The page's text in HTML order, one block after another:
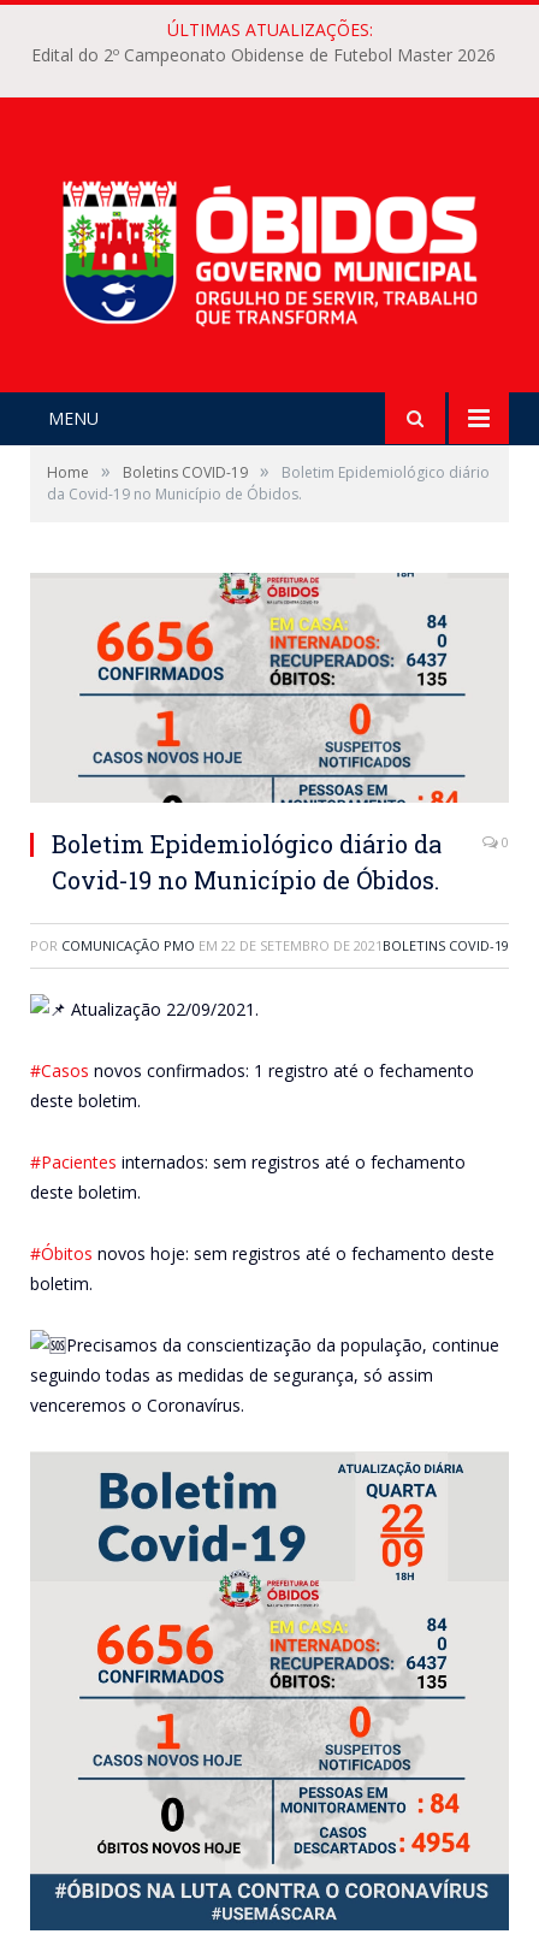
ÚLTIMAS ATUALIZAÇÕES:
Edital do 2º Campeonato Obidense de Futebol Master 2026
MENU
Home » Boletins COVID-19 »
Boletim Epidemiológico diário
da Covid-19 no Município de Óbidos.
Boletim Epidemiológico diário da
Covid-19 no Município de Óbidos.
0
POR COMUNICAÇÃO PMO EM 22 DE SETEMBRO DE 2021 BOLETINS COVID-19
Atualização 22/09/2021.
#Casos novos confirmados: 1 registro até o fechamento
deste boletim.
#Pacientes internados: sem registros até o fechamento
deste boletim.
#Óbitos novos hoje: sem registros até o fechamento deste
boletim.
Precisamos da conscientização da população, continue
seguindo todas as medidas de segurança, só assim
venceremos o Coronavírus.